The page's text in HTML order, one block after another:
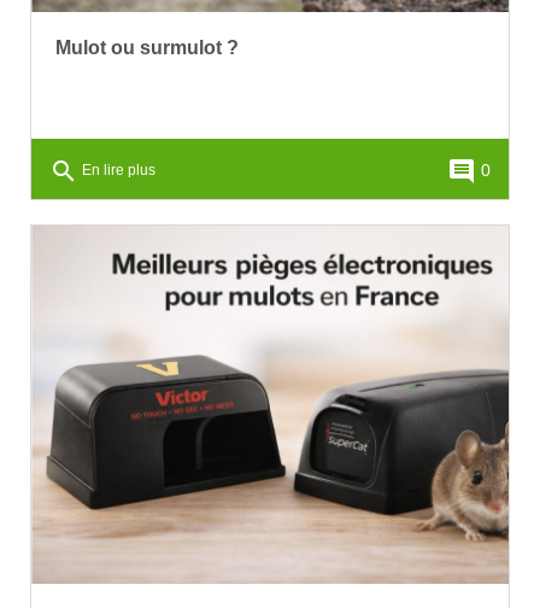
Mulot ou surmulot ?
search En lire plus comment 0